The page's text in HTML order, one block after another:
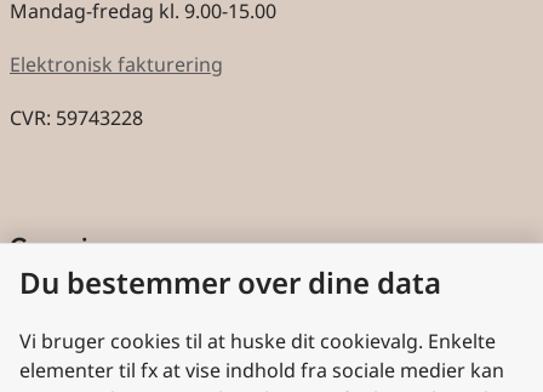
Mandag-fredag kl. 9.00-15.00
Elektronisk fakturering
CVR: 59743228
Genveje
Cookies
Aktindsigt
Persondatabeskyttelse
Du bestemmer over dine data
Vi bruger cookies til at huske dit cookievalg. Enkelte
elementer til fx at vise indhold fra sociale medier kan